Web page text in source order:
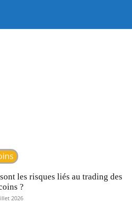
les risques liés au trading des
?
2026